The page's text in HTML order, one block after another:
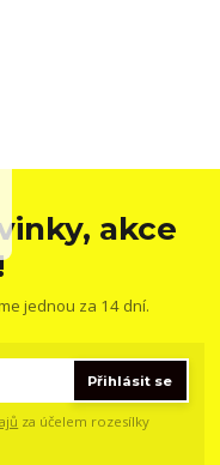
akce
jednou za 14 dní.
Přihlásit se
za účelem rozesílky